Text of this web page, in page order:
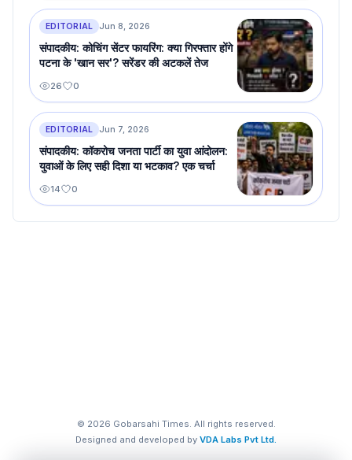
EDITORIAL Jun 8, 2026
संपादकीय: कोचिंग सेंटर फायरिंग: क्या गिरफ्तार होंगे
पटना के 'खान सर'? सरेंडर की अटकलें तेज
26 0
EDITORIAL Jun 7, 2026
संपादकीय: कॉकरोच जनता पार्टी का युवा आंदोलन:
युवाओं के लिए सही दिशा या भटकाव? एक चर्चा
14 0
© 2026 Gobarsahi Times. All rights reserved.
Designed and developed by VDA Labs Pvt Ltd.